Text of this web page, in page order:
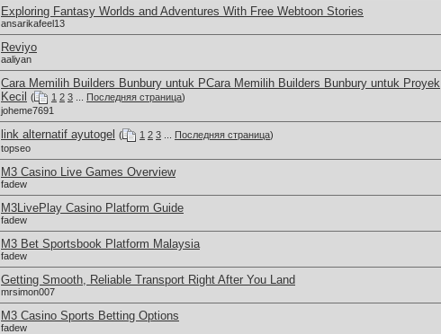
Exploring Fantasy Worlds and Adventures With Free Webtoon Stories
ansarikafeel13
Reviyo
aaliyan
Cara Memilih Builders Bunbury untuk PCara Memilih Builders Bunbury untuk Proyek
Kecil
( 1 2 3 Последняя страница)
joheme7691
link alternatif ayutogel ( 1 2 3 Последняя страница)
topseo
M3 Casino Live Games Overview
fadew
M3LivePlay Casino Platform Guide
fadew
M3 Bet Sportsbook Platform Malaysia
fadew
Getting Smooth, Reliable Transport Right After You Land
mrsimon007
M3 Casino Sports Betting Options
fadew